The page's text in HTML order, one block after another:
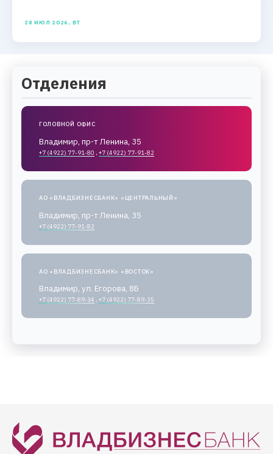
28 ИЮЛ 2026, ВТ
Отделения
ГОЛОВНОЙ ОФИС
Владимир, пр-т Ленина, 35
+7 (4922) 77-91-80 , +7 (4922) 77-91-82
АО «ВЛАДБИЗНЕСБАНК» «ЦЕНТРАЛЬНЫЙ»
Владимир, пр-т Ленина, 35
+7 (4922) 77-91-82
АО «ВЛАДБИЗНЕСБАНК» «ВОСТОК»
Владимир, ул. Егорова, 8Б
+7 (4922) 77-89-34 , +7 (4922) 77-89-35